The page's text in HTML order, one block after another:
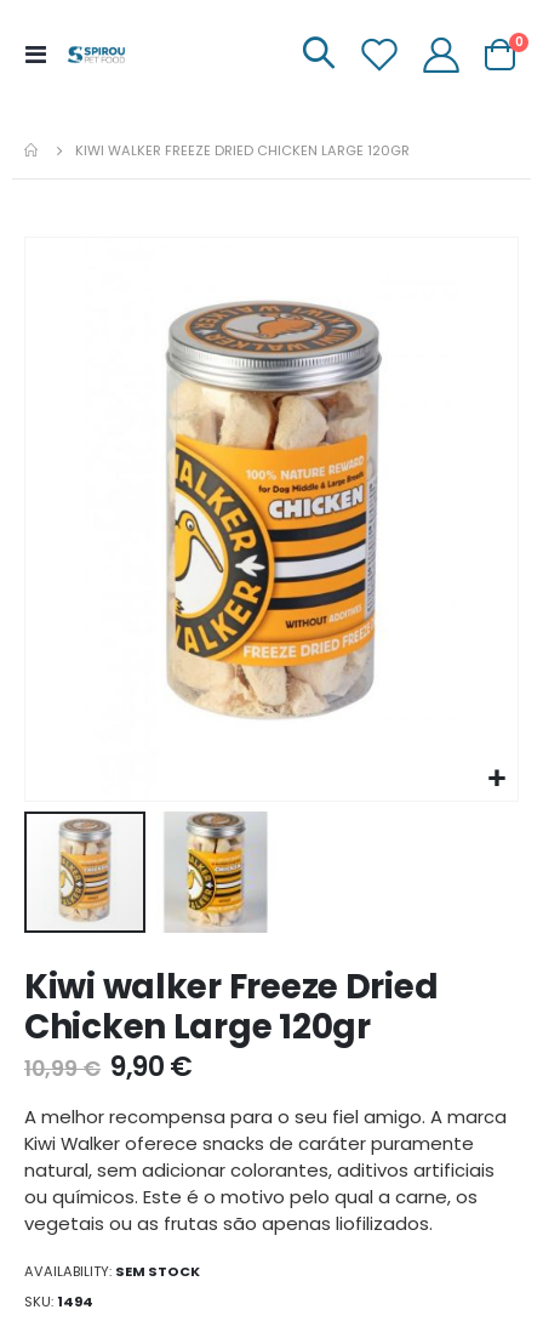
Menu
0
KIWI WALKER FREEZE DRIED CHICKEN LARGE 120GR
para
o
início
da
galeria
de
imagens
Kiwi walker Freeze Dried
Chicken Large 120gr
10,99 € 9,90 €
A melhor recompensa para o seu fiel amigo. A marca
Kiwi Walker oferece snacks de caráter puramente
natural, sem adicionar colorantes, aditivos artificiais
ou químicos. Este é o motivo pelo qual a carne, os
vegetais ou as frutas são apenas liofilizados.
AVAILABILITY: SEM STOCK
SKU 1494